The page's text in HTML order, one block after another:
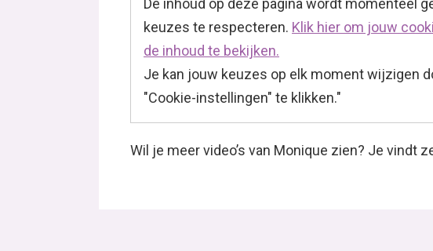
De inhoud op deze pagina wordt momenteel
keuzes te respecteren. Klik hier om jouw
de inhoud te bekijken.
Je kan jouw keuzes op elk moment wijzigen
"Cookie-instellingen" te klikken."
Wil je meer video’s van Monique zien? Je vindt